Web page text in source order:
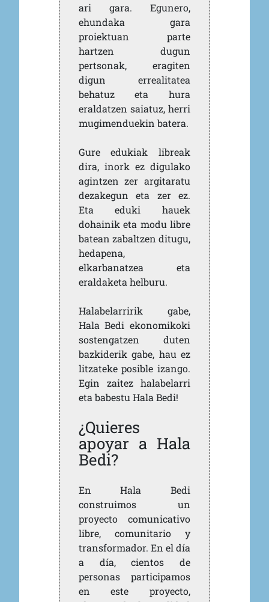
ari gara. Egunero,
ehundaka gara
proiektuan parte
hartzen dugun
pertsonak, eragiten
digun errealitatea
behatuz eta hura
eraldatzen saiatuz, herri
mugimenduekin batera.
Gure edukiak libreak
dira, inork ez digulako
agintzen zer argitaratu
dezakegun eta zer ez.
Eta eduki hauek
dohainik eta modu libre
batean zabaltzen ditugu,
hedapena,
elkarbanatzea eta
eraldaketa helburu.
Halabelarririk gabe,
Hala Bedi ekonomikoki
sostengatzen duten
bazkiderik gabe, hau ez
litzateke posible izango.
Egin zaitez halabelarri
eta babestu Hala Bedi!
¿Quieres
apoyar a Hala
Bedi?
En Hala Bedi
construimos un
proyecto comunicativo
libre, comunitario y
transformador. En el día
a día, cientos de
personas participamos
en este proyecto,